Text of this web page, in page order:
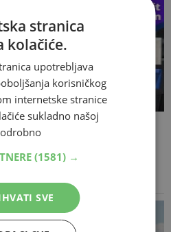
mogu očekivati
s
stranica
kolačiće.
upotrebljava
korisničkog
internetske stranice
sukladno našoj
(1581) →
SVE